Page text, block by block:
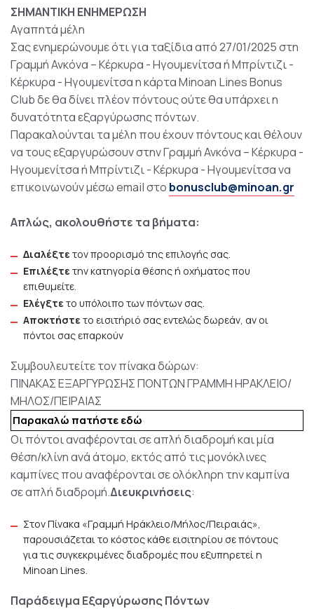
ΣΗΜΑΝΤΙΚΗ ΕΝΗΜΕΡΩΣΗ
Αγαπητά μέλη
Σας ενημερώνουμε ότι για ταξίδια από 27/01/2025 στη
Γραμμή Ανκόνα – Κέρκυρα - Ηγουμενίτσα ή Μπρίντιζι -
Κέρκυρα - Ηγουμενίτσα η κάρτα Minoan Lines Bonus
Club δε θα δίνει πλέον πόντους ούτε θα υπάρχει η
δυνατότητα εξαργύρωσης πόντων.
Παρακαλούνται τα μέλη που έχουν πόντους και θέλουν
να τους εξαργυρώσουν στην Γραμμή Ανκόνα – Κέρκυρα -
Ηγουμενίτσα ή Μπρίντιζι - Κέρκυρα - Ηγουμενίτσα να
επικοινωνούν μέσω email στο bonusclub@minoan.gr
Απλώς, ακολουθήστε τα βήματα:
Διαλέξτετον προορισμό της επιλογής σας.
Επιλέξτετην κατηγορία θέσης ή οχήματος που
επιθυμείτε.
Ελέγξτετο υπόλοιπο των πόντων σας.
Αποκτήστετο εισιτήριό σας εντελώς δωρεάν, αν οι
πόντοι σας επαρκούν
Συμβουλευτείτε τον πίνακα δώρων:
ΠΙΝΑΚΑΣ ΕΞΑΡΓΥΡΩΣΗΣ ΠΟΝΤΩΝ ΓΡΑΜΜΗ ΗΡΑΚΛΕΙΟ/
ΜΗΛΟΣ/ΠΕΙΡΑΙΑΣ
Παρακαλώ πατήστε εδώ
Οι πόντοι αναφέρονται σε απλή διαδρομή και μία
θέση/κλίνη ανά άτομο, εκτός από τις μονόκλινες
καμπίνες που αναφέρονται σε ολόκληρη την καμπίνα
σε απλή διαδρομή.Διευκρινήσεις:
Στον Πίνακα «Γραμμή Ηράκλειο/Μήλος/Πειραιάς»,
παρουσιάζεται το κόστος κάθε εισιτηρίου σε πόντους
για τις συγκεκριμένες διαδρομές που εξυπηρετεί η
Minoan Lines.
Παράδειγμα Εξαργύρωσης Πόντων